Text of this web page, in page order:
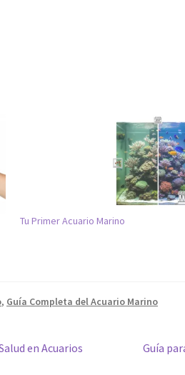
Tu Primer Acuario Marino
, Guía Completa del Acuario Marino
en Acuarios Guía